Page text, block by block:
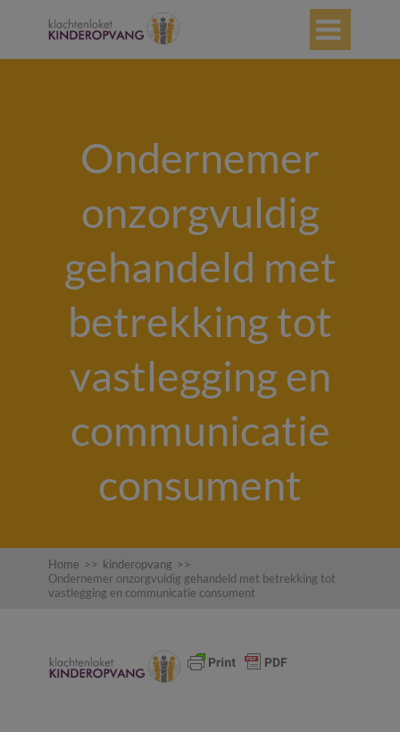

Ondernemer
onzorgvuldig
gehandeld met
betrekking tot
vastlegging en
communicatie
consument
Home >> kinderopvang >>
Ondernemer onzorgvuldig gehandeld met betrekking tot
vastlegging en communicatie consument